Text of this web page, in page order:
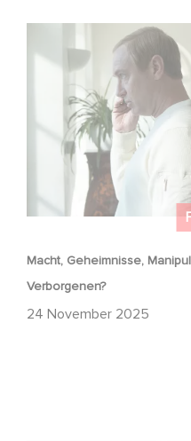
Macht, Geheimnisse,
Verborgenen?
24 November 2025
Macht, Geheimnisse,
im Verborgenen?